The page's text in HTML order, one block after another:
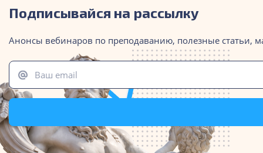
Подписывайся на рассылку
Анонсы вебинаров по преподаванию, полезные статьи,
Ваш email